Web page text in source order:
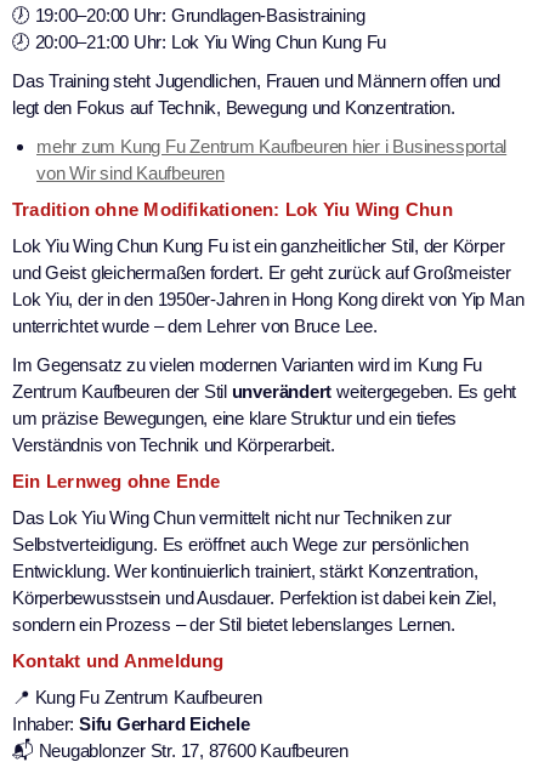
🕖 19:00–20:00 Uhr: Grundlagen-Basistraining
🕗 20:00–21:00 Uhr: Lok Yiu Wing Chun Kung Fu
Das Training steht Jugendlichen, Frauen und Männern offen und
legt den Fokus auf Technik, Bewegung und Konzentration.
mehr zum Kung Fu Zentrum Kaufbeuren hier i Businessportal
von Wir sind Kaufbeuren
Tradition ohne Modifikationen: Lok Yiu Wing Chun
Lok Yiu Wing Chun Kung Fu ist ein ganzheitlicher Stil, der Körper
und Geist gleichermaßen fordert. Er geht zurück auf Großmeister
Lok Yiu, der in den 1950er-Jahren in Hong Kong direkt von Yip Man
unterrichtet wurde – dem Lehrer von Bruce Lee.
Im Gegensatz zu vielen modernen Varianten wird im Kung Fu
Zentrum Kaufbeuren der Stil unverändert weitergegeben. Es geht
um präzise Bewegungen, eine klare Struktur und ein tiefes
Verständnis von Technik und Körperarbeit.
Ein Lernweg ohne Ende
Das Lok Yiu Wing Chun vermittelt nicht nur Techniken zur
Selbstverteidigung. Es eröffnet auch Wege zur persönlichen
Entwicklung. Wer kontinuierlich trainiert, stärkt Konzentration,
Körperbewusstsein und Ausdauer. Perfektion ist dabei kein Ziel,
sondern ein Prozess – der Stil bietet lebenslanges Lernen.
Kontakt und Anmeldung
📍 Kung Fu Zentrum Kaufbeuren
Inhaber: Sifu Gerhard Eichele
📬 Neugablonzer Str. 17, 87600 Kaufbeuren